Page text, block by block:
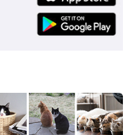
保護猫だった過去がありま
さんは、ほかのコよりも